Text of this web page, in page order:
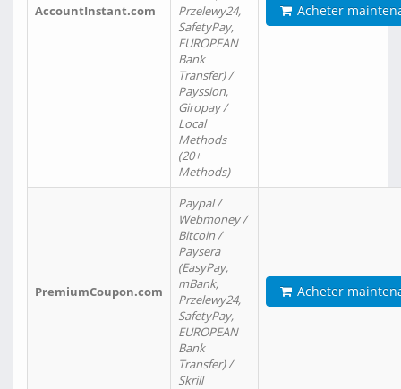
AccountInstant.com
Przelewy24,
SafetyPay,
EUROPEAN
Bank
Transfer) /
Payssion,
Giropay /
Local
Methods
(20+
Methods)
Acheter
PremiumCoupon.com
Paypal /
Webmoney /
Bitcoin /
Paysera
(EasyPay,
mBank,
Przelewy24,
SafetyPay,
EUROPEAN
Bank
Transfer) /
Skrill
Acheter